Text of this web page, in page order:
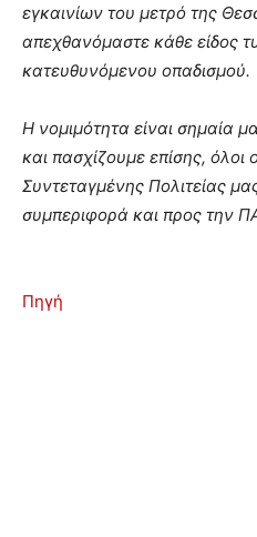
εγκαινίων του μετρό της
απεχθανόμαστε κάθε είδος
κατευθυνόμενου οπαδισμού.
Η νομιμότητα είναι σημαία
και πασχίζουμε επίσης, όλοι
Συντεταγμένης Πολιτείας
συμπεριφορά και προς την
Πηγή